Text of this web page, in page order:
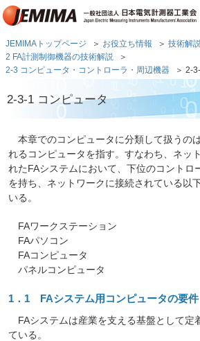
JEMIMAトップページ お役立ち情報
技術解説
2 FA計測制御機器の技術解説
2-3 コンピュータ・コントローラ・周辺機器
2-
2-3-1 コンピュータ
本章でのコンピュータに分類して扱うの
れるコンピュータを指す。すなわち、ネッ
れたFAシステムにおいて、下位のコントロ
を持ち、ネットワークに接続されている以
いる。
FAワークステーション
FAパソコン
FAコンピュータ
パネルコンピュータ
1．1 FAシステム用コンピュータの要件
FAシステムは産業を支える基盤として定
ている。